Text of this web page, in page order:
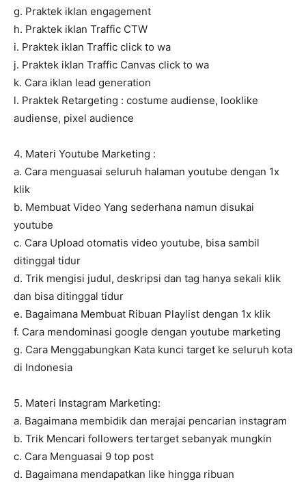
g. Praktek iklan engagement
h. Praktek iklan Traffic CTW
i. Praktek iklan Traffic click to wa
j. Praktek iklan Traffic Canvas click to wa
k. Cara iklan lead generation
l. Praktek Retargeting : costume audiense, looklike
audiense, pixel audience
4. Materi Youtube Marketing :
a. Cara menguasai seluruh halaman youtube dengan 1x
klik
b. Membuat Video Yang sederhana namun disukai
youtube
c. Cara Upload otomatis video youtube, bisa sambil
ditinggal tidur
d. Trik mengisi judul, deskripsi dan tag hanya sekali klik
dan bisa ditinggal tidur
e. Bagaimana Membuat Ribuan Playlist dengan 1x klik
f. Cara mendominasi google dengan youtube marketing
g. Cara Menggabungkan Kata kunci target ke seluruh kota
di Indonesia
5. Materi Instagram Marketing:
a. Bagaimana membidik dan merajai pencarian instagram
b. Trik Mencari followers tertarget sebanyak mungkin
c. Cara Menguasai 9 top post
d. Bagaimana mendapatkan like hingga ribuan